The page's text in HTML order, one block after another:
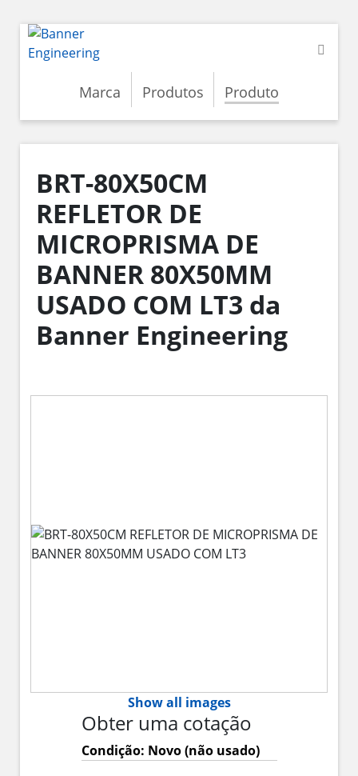
Marca Produtos Produto
BRT-80X50CM
REFLETOR DE
MICROPRISMA DE
BANNER 80X50MM
USADO COM LT3 da
Banner Engineering
Show all images
Obter uma cotação
Condição: Novo (não usado)